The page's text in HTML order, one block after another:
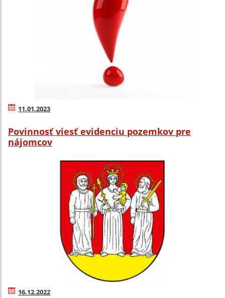
11.01.2023
Povinnosť viesť evidenciu pozemkov pre
nájomcov
16.12.2022